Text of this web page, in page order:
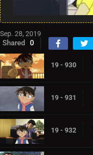
Sep. 28, 2019
Shared 0
19 - 930
19 - 931
19 - 932